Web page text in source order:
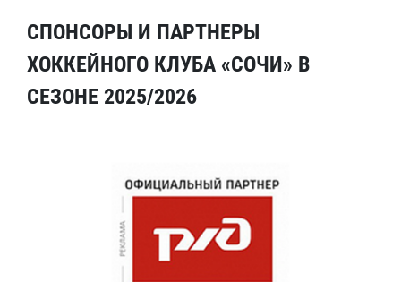
СПОНСОРЫ И ПАРТНЕРЫ
ХОККЕЙНОГО КЛУБА «СОЧИ» В
СЕЗОНЕ 2025/2026